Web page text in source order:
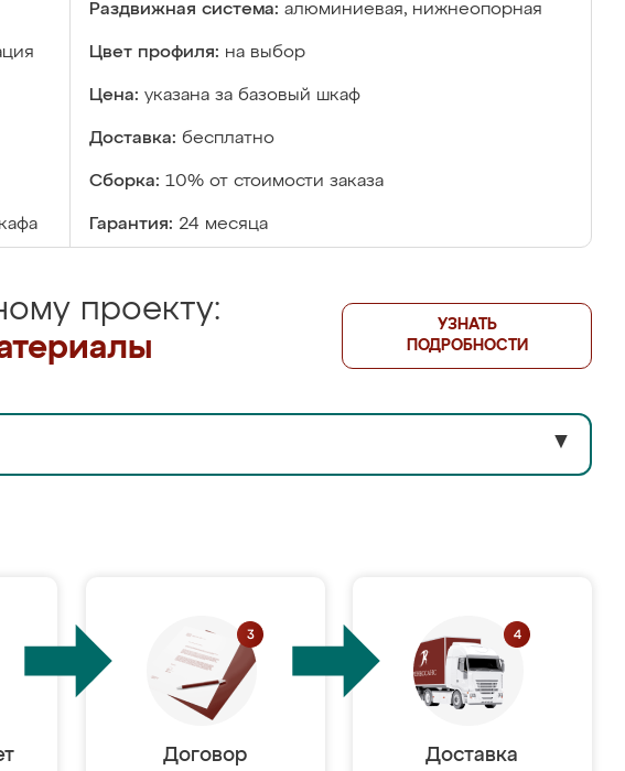
Раздвижная система: алюминиевая, нижнеопорная
Цвет профиля: на выбор
Цена: указана за базовый шкаф
Доставка: бесплатно
Сборка: 10% от стоимости заказа
Гарантия: 24 месяца
проекту:
УЗНАТЬ
ПОДРОБНОСТИ
▼
Договор
Доставка